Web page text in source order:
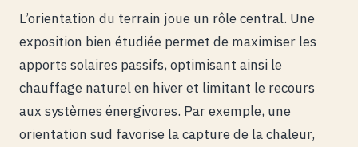
L’orientation du terrain joue un rôle central. Une
exposition bien étudiée permet de maximiser les
apports solaires passifs, optimisant ainsi le
chauffage naturel en hiver et limitant le recours
aux systèmes énergivores. Par exemple, une
orientation sud favorise la capture de la chaleur,